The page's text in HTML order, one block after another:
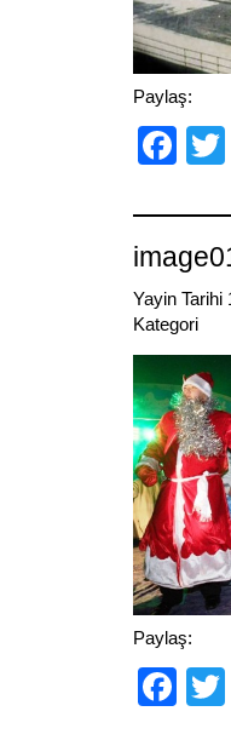
Paylaş:
Yayin Tarihi
Kategori
Paylaş: